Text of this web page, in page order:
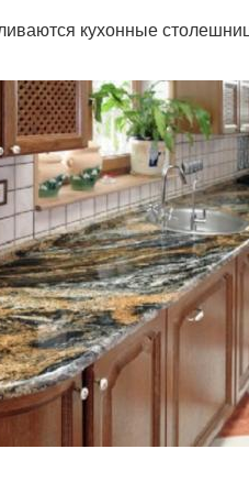
кухонные